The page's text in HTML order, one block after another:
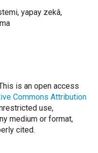
yapay zekâ,
is an open access
Commons Attribution
use,
medium or format,
cited.